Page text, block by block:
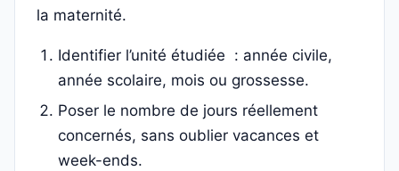
la maternité.
Identifier l’unité étudiée : année civile,
année scolaire, mois ou grossesse.
Poser le nombre de jours réellement
concernés, sans oublier vacances et
week-ends.